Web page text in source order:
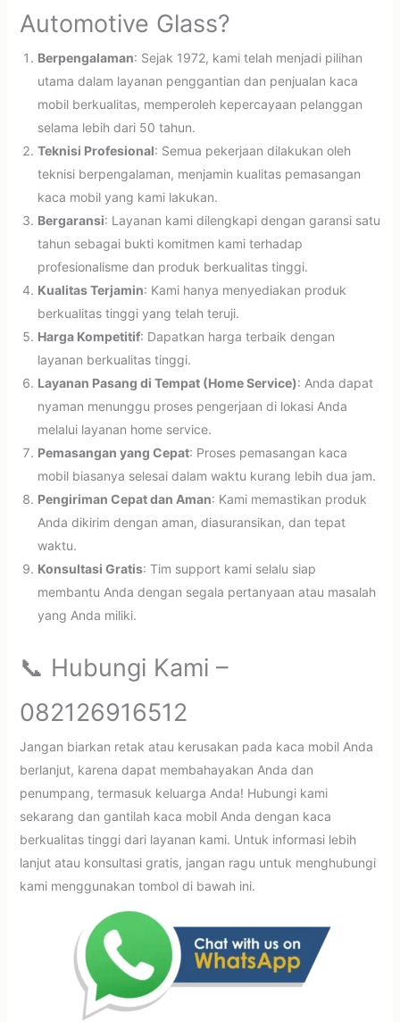
Automotive Glass?
Berpengalaman: Sejak 1972, kami telah menjadi pilihan
utama dalam layanan penggantian dan penjualan kaca
mobil berkualitas, memperoleh kepercayaan pelanggan
selama lebih dari 50 tahun.
Teknisi Profesional: Semua pekerjaan dilakukan oleh
teknisi berpengalaman, menjamin kualitas pemasangan
kaca mobil yang kami lakukan.
Bergaransi: Layanan kami dilengkapi dengan garansi satu
tahun sebagai bukti komitmen kami terhadap
profesionalisme dan produk berkualitas tinggi.
Kualitas Terjamin: Kami hanya menyediakan produk
berkualitas tinggi yang telah teruji.
Harga Kompetitif: Dapatkan harga terbaik dengan
layanan berkualitas tinggi.
Layanan Pasang di Tempat (Home Service): Anda dapat
nyaman menunggu proses pengerjaan di lokasi Anda
melalui layanan home service.
Pemasangan yang Cepat: Proses pemasangan kaca
mobil biasanya selesai dalam waktu kurang lebih dua jam.
Pengiriman Cepat dan Aman: Kami memastikan produk
Anda dikirim dengan aman, diasuransikan, dan tepat
waktu.
Konsultasi Gratis: Tim support kami selalu siap
membantu Anda dengan segala pertanyaan atau masalah
yang Anda miliki.
📞 Hubungi Kami –
082126916512
Jangan biarkan retak atau kerusakan pada kaca mobil Anda
berlanjut, karena dapat membahayakan Anda dan
penumpang, termasuk keluarga Anda! Hubungi kami
sekarang dan gantilah kaca mobil Anda dengan kaca
berkualitas tinggi dari layanan kami. Untuk informasi lebih
lanjut atau konsultasi gratis, jangan ragu untuk menghubungi
kami menggunakan tombol di bawah ini.